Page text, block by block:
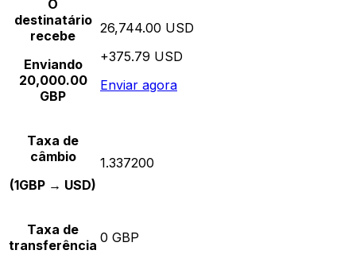
O
destinatário
recebe
Enviando
20,000.00
GBP
26,744.00 USD
+375.79 USD
Enviar agora
Taxa de
câmbio
(1GBP → USD)
1.337200
Taxa de
transferência 0 GBP